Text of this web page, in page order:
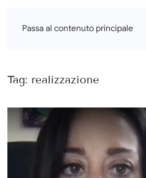
Passa al contenuto principale
Francesca Di Falco
Tag: realizzazione